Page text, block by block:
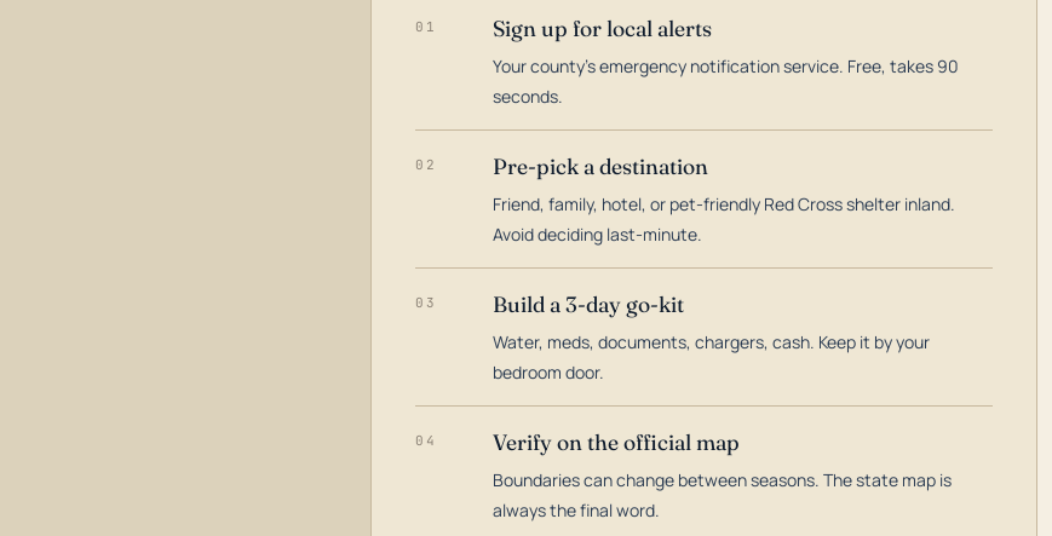
01 Sign up for local alerts
Your county's emergency notification service. Free, takes 90
seconds.
02 Pre-pick a destination
Friend, family, hotel, or pet-friendly Red Cross shelter inland.
Avoid deciding last-minute.
03 Build a 3-day go-kit
Water, meds, documents, chargers, cash. Keep it by your
bedroom door.
04 Verify on the official map
Boundaries can change between seasons. The state map is
always the final word.